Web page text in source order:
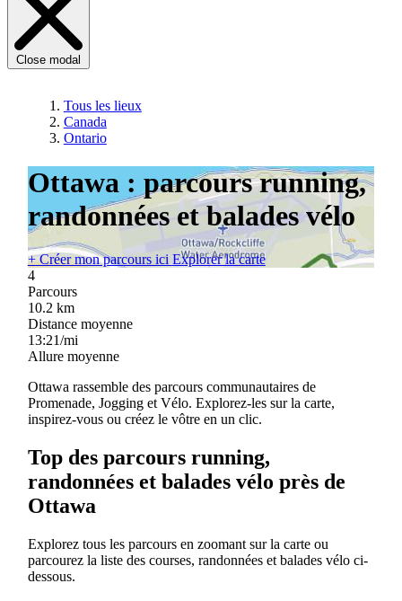
Close modal
Tous les lieux
Canada
Ontario
Ottawa : parcours running,
randonnées et balades vélo
+Créer mon parcours ici Explorer la carte
4
Parcours
10.2 km
Distance moyenne
13:21/mi
Allure moyenne
Ottawa rassemble des parcours communautaires de
Promenade, Jogging et Vélo. Explorez-les sur la carte,
inspirez-vous ou créez le vôtre en un clic.
Top des parcours running,
randonnées et balades vélo près de
Ottawa
Explorez tous les parcours en zoomant sur la carte ou
parcourez la liste des courses, randonnées et balades vélo ci-
dessous.